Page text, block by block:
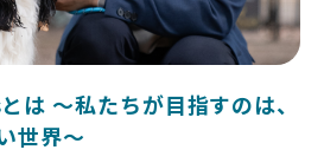
〜私たちが目指すのは、
世界〜